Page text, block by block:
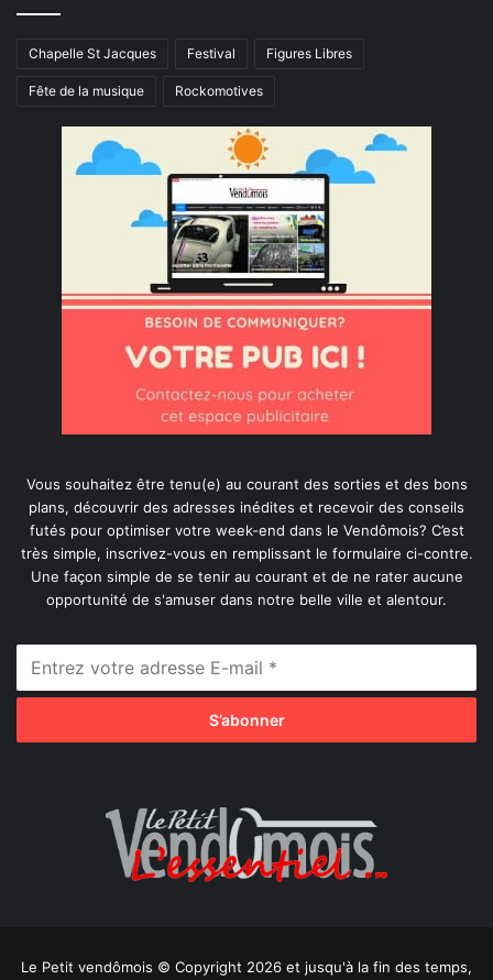
Chapelle St Jacques Festival Figures Libres
Fête de la musique Rockomotives
Vous souhaitez être tenu(e) au courant des sorties et des bons
plans, découvrir des adresses inédites et recevoir des conseils
futés pour optimiser votre week-end dans le Vendômois? C’est
très simple, inscrivez-vous en remplissant le formulaire ci-contre.
Une façon simple de se tenir au courant et de ne rater aucune
opportunité de s'amuser dans notre belle ville et alentour.
Le Petit vendômois © Copyright 2026 et jusqu'à la fin des temps,